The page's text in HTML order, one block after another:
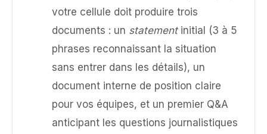
votre cellule doit produire trois
documents : un statementinitial (3 à 5
phrases reconnaissant la situation
sans entrer dans les détails), un
document interne de position claire
pour vos équipes, et un premier Q&A
anticipant les questions journalistiques